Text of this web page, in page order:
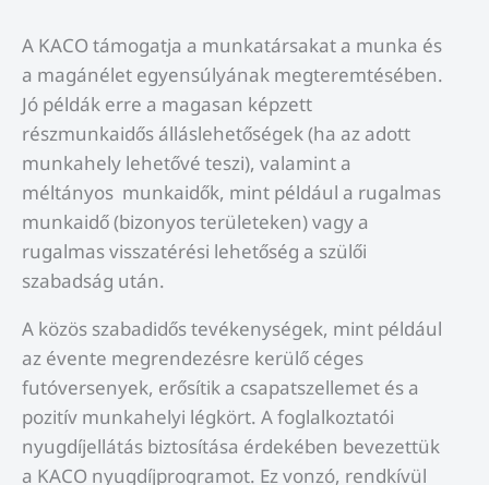
A KACO támogatja a munkatársakat a munka és
a magánélet egyensúlyának megteremtésében.
Jó példák erre a magasan képzett
részmunkaidős álláslehetőségek (ha az adott
munkahely lehetővé teszi), valamint a
méltányos munkaidők, mint például a rugalmas
munkaidő (bizonyos területeken) vagy a
rugalmas visszatérési lehetőség a szülői
szabadság után.
A közös szabadidős tevékenységek, mint például
az évente megrendezésre kerülő céges
futóversenyek, erősítik a csapatszellemet és a
pozitív munkahelyi légkört. A foglalkoztatói
nyugdíjellátás biztosítása érdekében bevezettük
a KACO nyugdíjprogramot. Ez vonzó, rendkívül